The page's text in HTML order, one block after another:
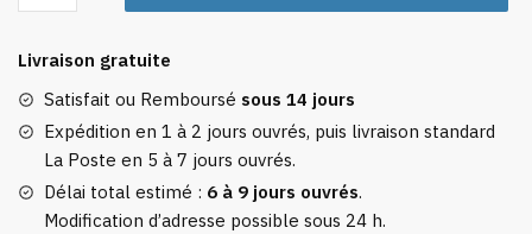
Protège-
Couple
Cœurs
Livraison gratuite
Satisfait ou Remboursé sous 14 jours
Expédition en 1 à 2 jours ouvrés, puis livraison standard
La Poste en 5 à 7 jours ouvrés.
Délai total estimé : 6 à 9 jours ouvrés.
Modification d’adresse possible sous 24 h.